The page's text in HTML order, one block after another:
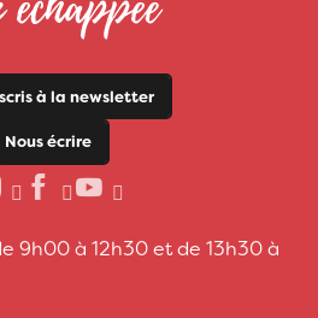
à la newsletter
Nous écrire
9h00 à 12h30 et de 13h30 à